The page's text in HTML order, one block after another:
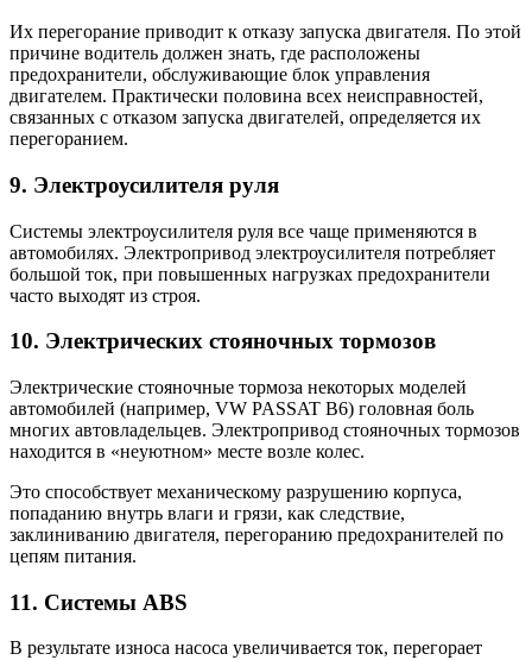
Их перегорание приводит к отказу запуска двигателя. По этой
причине водитель должен знать, где расположены
предохранители, обслуживающие блок управления
двигателем. Практически половина всех неисправностей,
связанных с отказом запуска двигателей, определяется их
перегоранием.
9. Электроусилителя руля
Системы электроусилителя руля все чаще применяются в
автомобилях. Электропривод электроусилителя потребляет
большой ток, при повышенных нагрузках предохранители
часто выходят из строя.
10. Электрических стояночных тормозов
Электрические стояночные тормоза некоторых моделей
автомобилей (например, VW PASSAT B6) головная боль
многих автовладельцев. Электропривод стояночных тормозов
находится в «неуютном» месте возле колес.
Это способствует механическому разрушению корпуса,
попаданию внутрь влаги и грязи, как следствие,
заклиниванию двигателя, перегоранию предохранителей по
цепям питания.
11. Системы ABS
В результате износа насоса увеличивается ток, перегорает